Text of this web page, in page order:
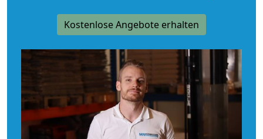
Kostenlose Angebote erhalten